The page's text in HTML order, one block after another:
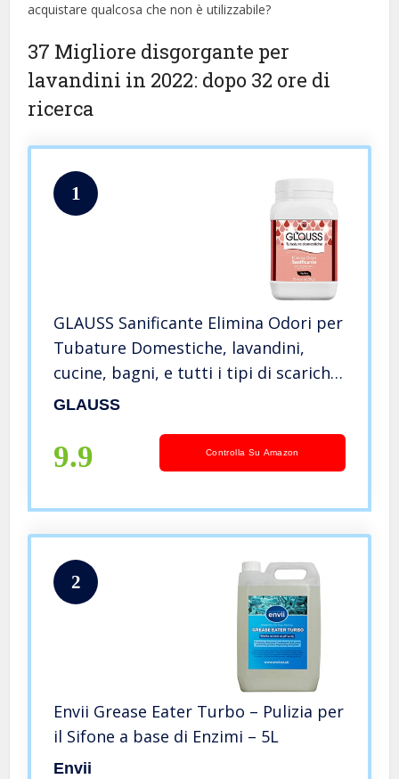
acquistare qualcosa che non è utilizzabile?
37 Migliore disgorgante per
lavandini in 2022: dopo 32 ore di
ricerca
1
GLAUSS Sanificante Elimina Odori per
Tubature Domestiche, lavandini,
cucine, bagni, e tutti i tipi di scarichi.
Non aggressivo, non tossico. 20 dosi
GLAUSS
9.9 Controlla Su Amazon
2
Envii Grease Eater Turbo – Pulizia per
il Sifone a base di Enzimi – 5L
Envii